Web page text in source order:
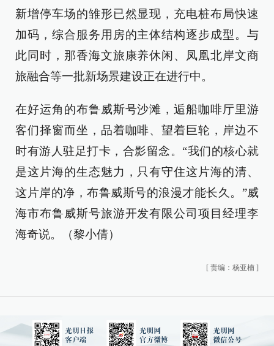
新增停车场的雏形已然显现，充电桩布局快速
加码，综合服务用房的主体结构逐步成型。与
此同时，那香海文旅康养休闲、凤凰北岸文商
旅融合等一批新场景建设正在进行中。
在好运角的布鲁威斯号沙滩，逅船咖啡厅里游
客们择窗而坐，品着咖啡、望着巨轮，岸边不
时有游人驻足打卡，合影留念。“我们的核心就
是这片海的生态魅力，只有守住这片海的清、
这片岸的净，布鲁威斯号的浪漫才能长久。”威
海市布鲁威斯号旅游开发有限公司项目经理李
海奇说。（黎小倩）
[ 责编：杨亚楠 ]